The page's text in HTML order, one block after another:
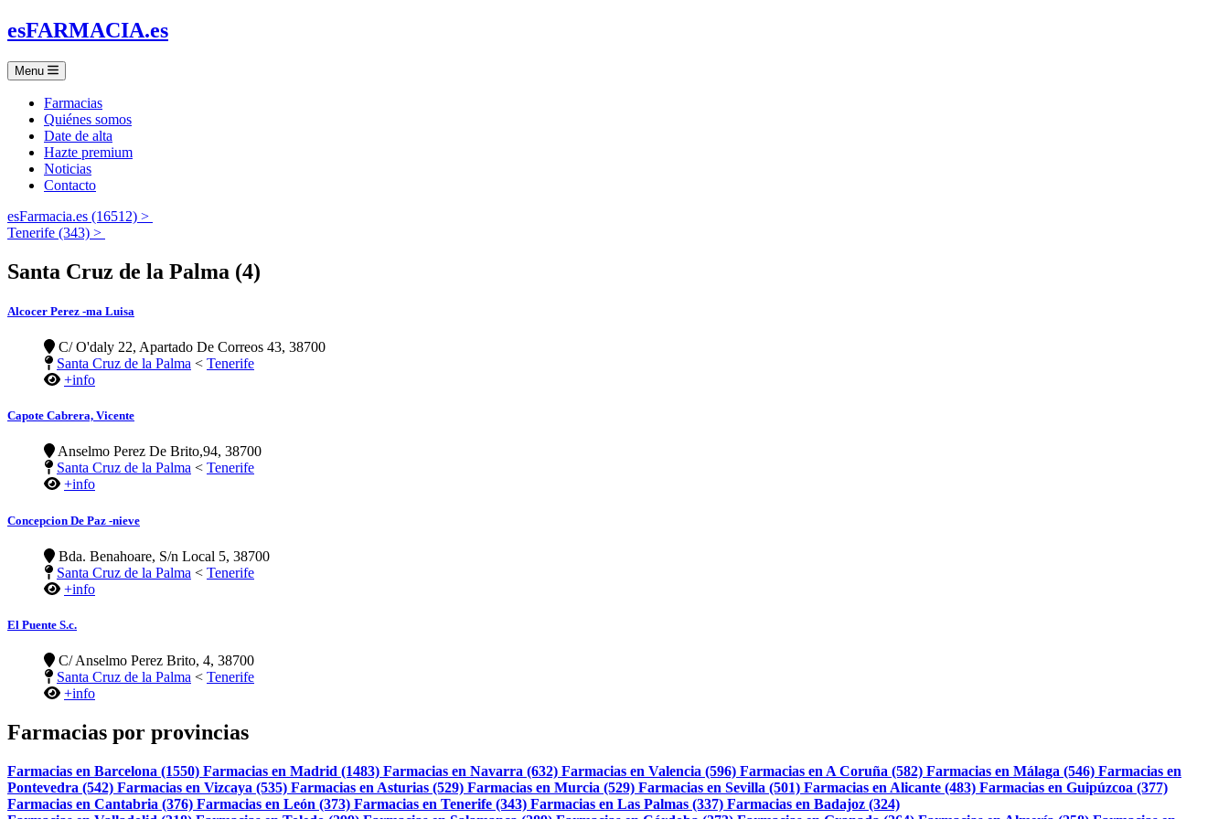
esFARMACIA.es
Menu
Farmacias
Quiénes somos
Date de alta
Hazte premium
Noticias
Contacto
esFarmacia.es (16512) >
Tenerife (343) >
Santa Cruz de la Palma (4)
Alcocer Perez -ma Luisa
C/ O'daly 22, Apartado De Correos 43, 38700
Santa Cruz de la Palma < Tenerife
+info
Capote Cabrera, Vicente
Anselmo Perez De Brito,94, 38700
Santa Cruz de la Palma < Tenerife
+info
Concepcion De Paz -nieve
Bda. Benahoare, S/n Local 5, 38700
Santa Cruz de la Palma < Tenerife
+info
El Puente S.c.
C/ Anselmo Perez Brito, 4, 38700
Santa Cruz de la Palma < Tenerife
+info
Farmacias por provincias
Farmacias en Barcelona (1550) Farmacias en Madrid (1483) Farmacias en Navarra (632) Farmacias en Valencia (596) Farmacias en A Coruña (582) Farmacias en Málaga (546) Farmacias en
Pontevedra (542) Farmacias en Vizcaya (535) Farmacias en Asturias (529) Farmacias en Murcia (529) Farmacias en Sevilla (501) Farmacias en Alicante (483) Farmacias en Guipúzcoa (377)
Farmacias en Cantabria (376) Farmacias en León (373) Farmacias en Tenerife (343) Farmacias en Las Palmas (337) Farmacias en Badajoz (324)